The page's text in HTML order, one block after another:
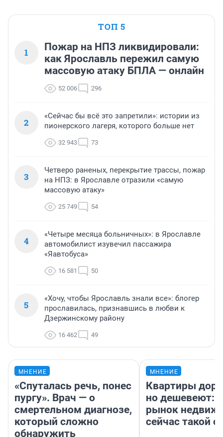
ТОП 5
1
Пожар на НПЗ ликвидировали:
как Ярославль пережил самую
массовую атаку БПЛА — онлайн
52 006 296
2
«Сейчас бы всё это запретили»: истории из
пионерского лагеря, которого больше нет
32 943 73
3
Четверо раненых, перекрытие трассы, пожар
на НПЗ: в Ярославле отразили «самую
массовую атаку»
25 749 54
4
«Четыре месяца больничных»: в Ярославле
автомобилист изувечил пассажира
«Яавтобуса»
16 581 50
5
«Хочу, чтобы Ярославль знали все»: блогер
прославилась, признавшись в любви к
Дзержинскому району
16 462 49
МНЕНИЕ
«Спуталась речь, понес
пургу». Врач — о
смертельном диагнозе,
который сложно
обнаружить
МНЕНИЕ
Квартиры
но дешевеют:
рынок
сейчас такой